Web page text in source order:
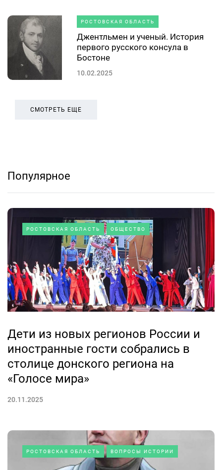
РОСТОВСКАЯ ОБЛАСТЬ
Джентльмен и ученый. История
первого русского консула в
Бостоне
10.02.2025
СМОТРЕТЬ ЕЩЕ
Популярное
РОСТОВСКАЯ ОБЛАСТЬ ОБЩЕСТВО
Дети из новых регионов России и
иностранные гости собрались в
столице донского региона на
«Голосе мира»
20.11.2025
РОСТОВСКАЯ ОБЛАСТЬ ВОПРОСЫ ИСТОРИИ